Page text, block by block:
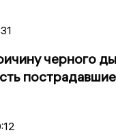
черного
пострадавшие